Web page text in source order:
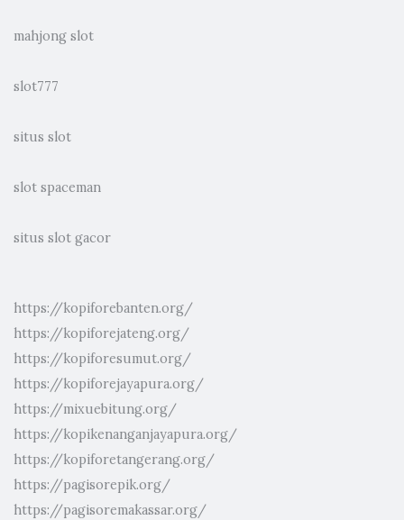
mahjong slot
slot777
situs slot
slot spaceman
situs slot gacor
https://kopiforebanten.org/
https://kopiforejateng.org/
https://kopiforesumut.org/
https://kopiforejayapura.org/
https://mixuebitung.org/
https://kopikenanganjayapura.org/
https://kopiforetangerang.org/
https://pagisorepik.org/
https://pagisoremakassar.org/